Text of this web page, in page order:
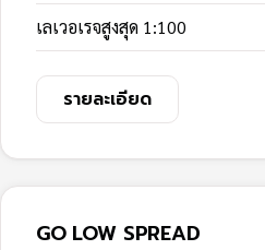
เลเวอเรจสูงสุด 1:100
รายละเอียด
GO LOW SPREAD